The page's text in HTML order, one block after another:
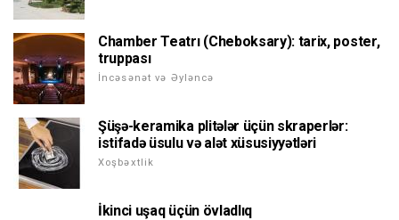
Chamber Teatrı (Cheboksary): tarix, poster,
truppası
İncəsənət və Əyləncə
Şüşə-keramika plitələr üçün skraperlər:
istifadə üsulu və alət xüsusiyyətləri
Xoşbəxtlik
İkinci uşaq üçün övladlıq